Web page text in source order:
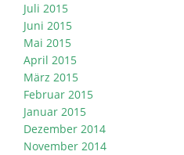
Juli 2015
Juni 2015
Mai 2015
April 2015
März 2015
Februar 2015
Januar 2015
Dezember 2014
November 2014